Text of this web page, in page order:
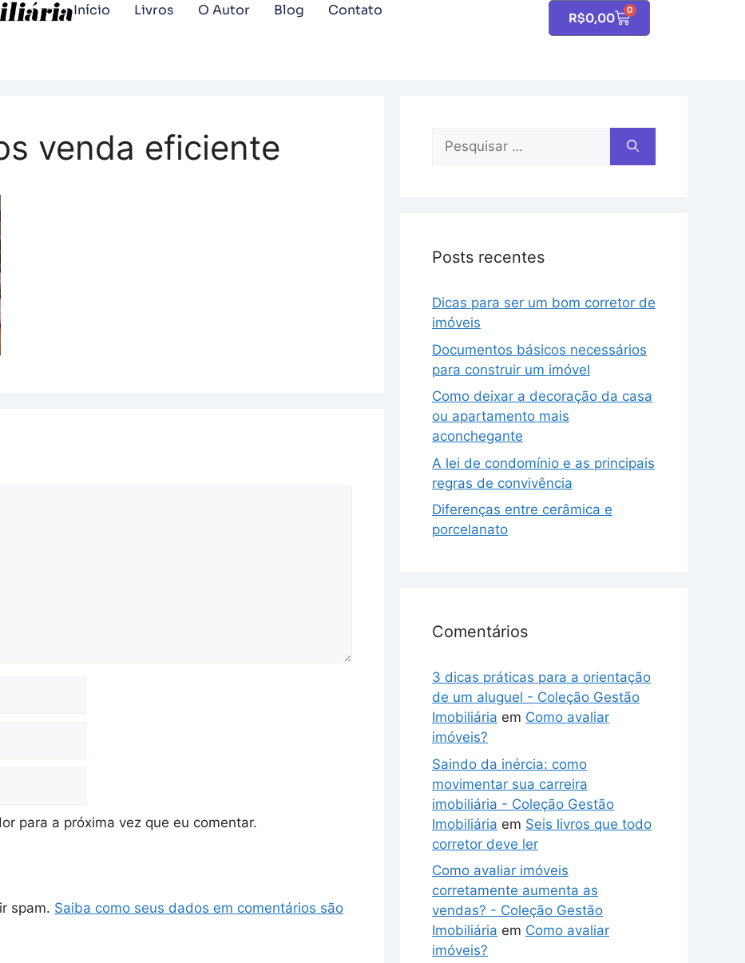
Início Livros O Autor Blog Contato R$0,00
0
venda eficiente
para a próxima vez que eu comentar.
spam. Saiba como seus dados em comentários são
Posts recentes
Dicas para ser um bom corretor de
imóveis
Documentos básicos necessários
para construir um imóvel
Como deixar a decoração da casa
ou apartamento mais
aconchegante
A lei de condomínio e as principais
regras de convivência
Diferenças entre cerâmica e
porcelanato
Comentários
3 dicas práticas para a orientação
de um aluguel - Coleção Gestão
Imobiliária em Como avaliar
imóveis?
Saindo da inércia: como
movimentar sua carreira
imobiliária - Coleção Gestão
Imobiliária em Seis livros que todo
corretor deve ler
Como avaliar imóveis
corretamente aumenta as
vendas? - Coleção Gestão
Imobiliária em Como avaliar
imóveis?